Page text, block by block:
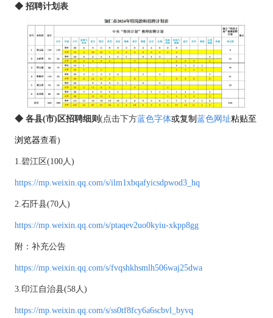
◆ 招聘计划表
◆ 各县(市)区招聘细则 (点击下方蓝色字体或复制 蓝色网址粘贴至
浏览器查看)
1.碧江区(100人)
https://mp.weixin.qq.com/s/ilm1xbqafyicsdpwod3_hq
2.石阡县(70人)
https://mp.weixin.qq.com/s/ptaqev2uo0kyiu-xkpp8gg
附：补充公告
https://mp.weixin.qq.com/s/fvqshkhsmlh506waj25dwa
3.印江自治县(58人)
https://mp.weixin.qq.com/s/ss0tf8fcy6a6scbvl_byvq